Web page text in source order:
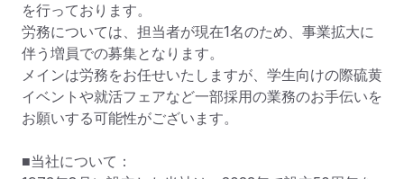
を行っております。
労務については、担当者が現在1名のため、事業拡大に
伴う増員での募集となります。
メインは労務をお任せいたしますが、学生向けの際硫黄
イベントや就活フェアなど一部採用の業務のお手伝いを
お願いする可能性がございます。
■当社について：